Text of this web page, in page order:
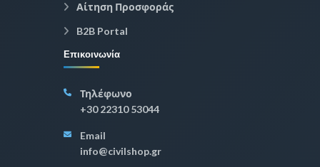
Αίτηση Προσφοράς
B2B Portal
Επικοινωνία
Τηλέφωνο
+30 22310 53044
Email
info@civilshop.gr